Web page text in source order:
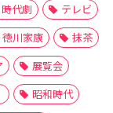
時代劇
テレビ
徳川家康
抹茶
展覧会
昭和時代